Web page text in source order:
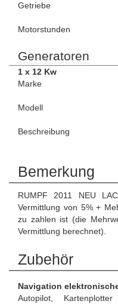
Getriebe
Motorstunden
Generatoren
1 x 12 Kw
Marke
Modell
Beschreibung
Bemerkung
RUMPF 2011 NEU
Vermittlung von 5% +
zu zahlen ist (die
Vermittlung berechnet).
Zubehör
Navigation
Autopilot,